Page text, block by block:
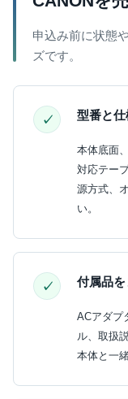
申込み前に状態
ズです。
型番と
本体底面
対応テー
源方式、
い。
付属品
ACアダプ
ル、取扱
本体と一